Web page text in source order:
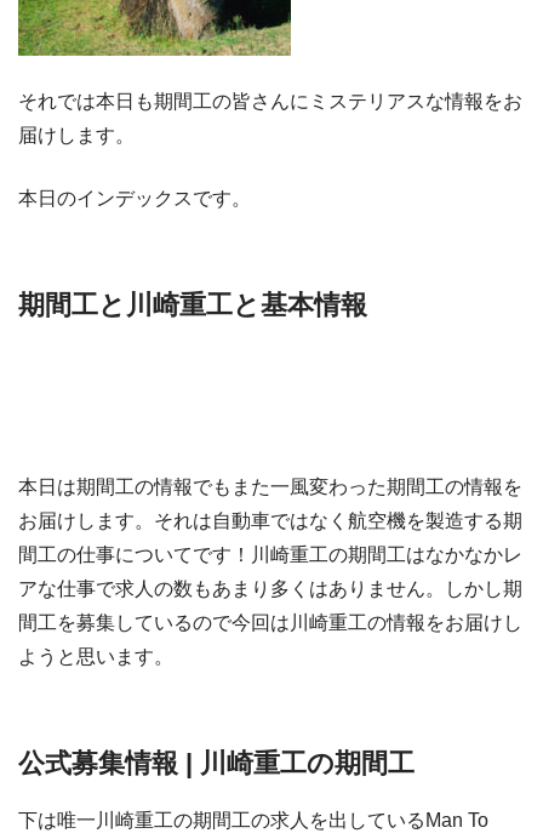
それでは本日も期間工の皆さんにミステリアスな情報をお
届けします。
本日のインデックスです。
期間工と川崎重工と基本情報
本日は期間工の情報でもまた一風変わった期間工の情報を
お届けします。それは自動車ではなく航空機を製造する期
間工の仕事についてです！川崎重工の期間工はなかなかレ
アな仕事で求人の数もあまり多くはありません。しかし期
間工を募集しているので今回は川崎重工の情報をお届けし
ようと思います。
公式募集情報 | 川崎重工の期間工
下は唯一川崎重工の期間工の求人を出しているMan To